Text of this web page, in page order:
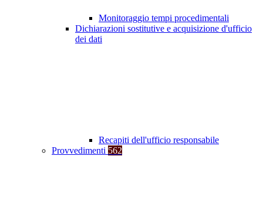
Monitoraggio tempi procedimentali
Dichiarazioni sostitutive e acquisizione d'ufficio
dei dati
Recapiti dell'ufficio responsabile
Provvedimenti 562